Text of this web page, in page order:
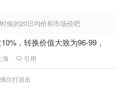
候的20日均价和市场价吧
，转换价值大致为96-99，
海 引用
尔打游击